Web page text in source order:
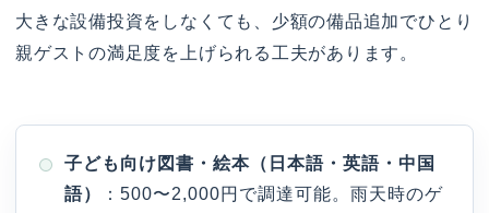
大きな設備投資をしなくても、少額の備品追加でひとり
親ゲストの満足度を上げられる工夫があります。
子ども向け図書・絵本（日本語・英語・中国
語）
：500〜2,000円で調達可能。雨天時のゲ